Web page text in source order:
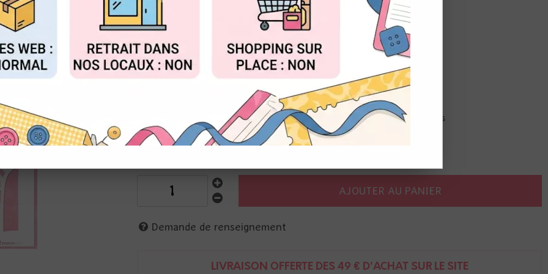
Réf. :ABM-26-MASK396
Art by Marlene pour Studio Light - Mélange de fenêtres
Motifs de fenêtres rondes, rectangle, arrondie, avec ou sans volets
à utiliser avec des encres, des pâtes de textures, peintures acryliques
Description
AJOUTER AU PANIER
Demande de renseignement
LIVRAISON OFFERTE DÈS 49 € D'ACHAT SUR LE SITE
ACCEPTER TOUT